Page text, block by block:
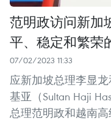
范明政访问新加
平、稳定和繁荣
07/02/2023 11:33
应新加坡总理李显龙
基亚（Sultan Haji
总理范明政和越南高